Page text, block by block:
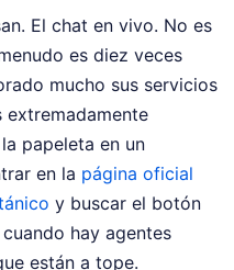
El chat en vivo. No es
es diez veces
mucho sus servicios
extremadamente
papeleta en un
en la página oficial
y buscar el botón
hay agentes
están a tope.